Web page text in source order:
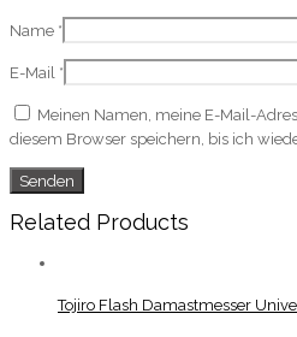
Name *
E-Mail *
Meinen Namen, meine E-Mail-
diesem Browser speichern, bis ich
Related Products
Tojiro Flash Damastmesser